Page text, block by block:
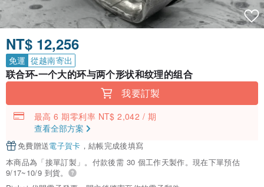
NT$ 12,256
免運 從越南寄出
联合环-一个大的环与两个形状和纹理的组合
我要訂製
最高 6 期零利率 NT$ 2,042 / 期
查看全部方案
免費贈送電子賀卡 ，結帳完成後填寫
本商品為「接單訂製」。付款後需 30 個工作天製作。現在下單預估
9/17~10/9 到貨。